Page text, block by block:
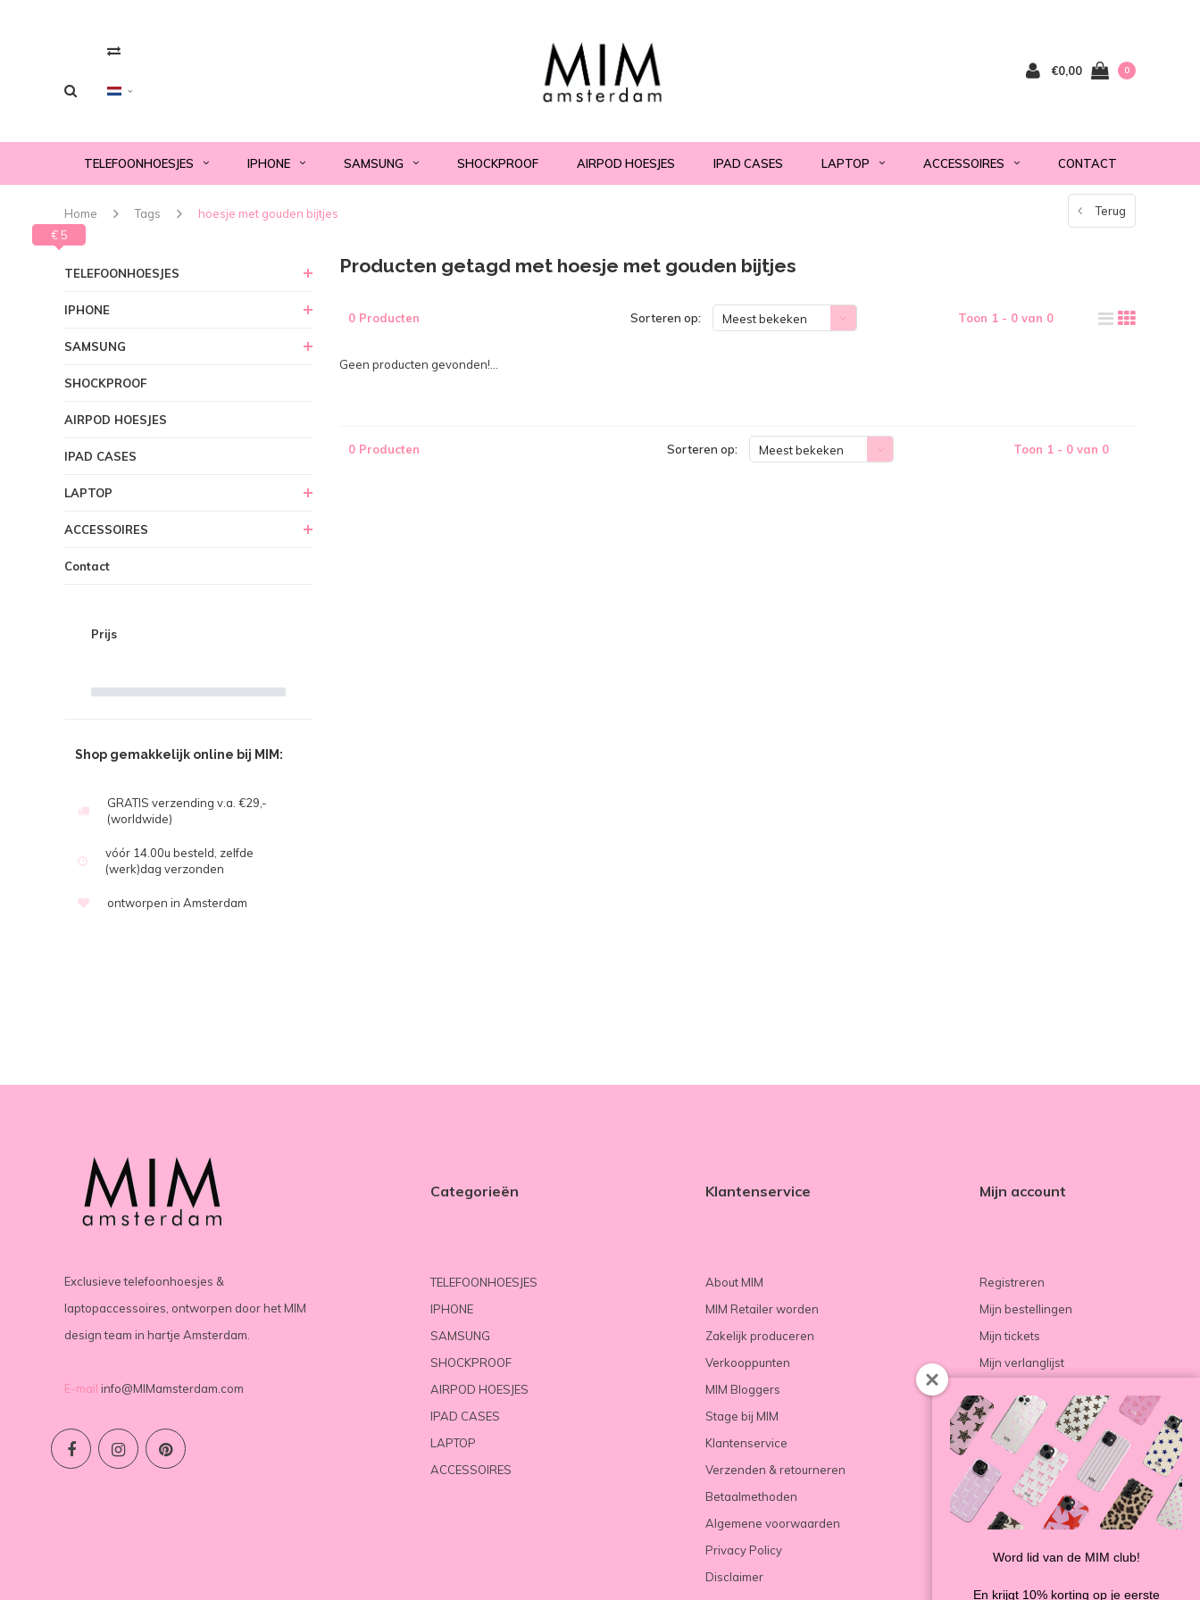
€0,00 0
TELEFOONHOESJES IPHONE SAMSUNG SHOCKPROOF AIRPOD HOESJES IPAD CASES LAPTOP ACCESSOIRES CONTACT
Home Tags hoesje met gouden bijtjes Terug
TELEFOONHOESJES
IPHONE
SAMSUNG
SHOCKPROOF
AIRPOD HOESJES
IPAD CASES
LAPTOP
ACCESSOIRES
Contact
Prijs
€ 0
€ 5
Shop gemakkelijk online bij MIM:
GRATIS verzending v.a. €29,-
(worldwide)
vóór 14.00u besteld, zelfde
(werk)dag verzonden
ontworpen in Amsterdam
Producten getagd met hoesje met gouden bijtjes
0 Producten Sorteren op: Meest bekeken Toon 1 - 0 van 0
Geen producten gevonden!...
0 Producten Sorteren op: Meest bekeken Toon 1 - 0 van 0
Exclusieve telefoonhoesjes &
laptopaccessoires, ontworpen door het MIM
design team in hartje Amsterdam.
E-mail info@MIMamsterdam.com
Categorieën
TELEFOONHOESJES
IPHONE
SAMSUNG
SHOCKPROOF
AIRPOD HOESJES
IPAD CASES
LAPTOP
ACCESSOIRES
Klantenservice
About MIM
MIM Retailer worden
Zakelijk produceren
Verkooppunten
MIM Bloggers
Stage bij MIM
Klantenservice
Verzenden & retourneren
Betaalmethoden
Algemene voorwaarden
Privacy Policy
Disclaimer
Mijn account
Registreren
Mijn bestellingen
Mijn tickets
Mijn verlanglijst
Word lid van de MIM club!
En krijgt 10% korting op je eerste